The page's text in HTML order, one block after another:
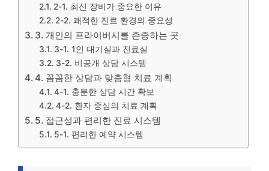
2-1. 최신 장비가 중요한 이유
2-2. 쾌적한 진료 환경의 중요성
3. 개인의 프라이버시를 존중하는 곳
3-1. 1인 대기실과 진료실
3-2. 비공개 상담 시스템
4. 꼼꼼한 상담과 맞춤형 치료 계획
4-1. 충분한 상담 시간 확보
4-2. 환자 중심의 치료 계획
5. 접근성과 편리한 진료 시스템
5-1. 편리한 예약 시스템